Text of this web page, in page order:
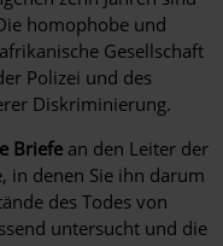
homophobe und
Gesellschaft
Polizei und des
Diskriminierung.
Briefe an den Leiter der
in denen Sie ihn darum
des Todes von
untersucht und die